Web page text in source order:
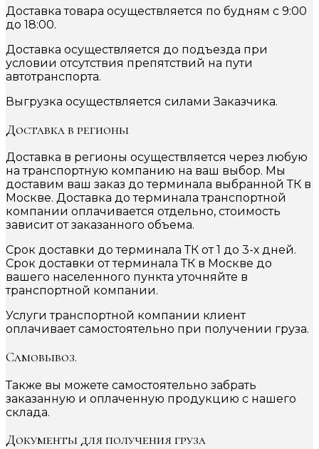
Доставка товара осуществляется по будням с 9:00
до 18:00.
Доставка осуществляется до подъезда при
условии отсутствия препятствий на пути
автотранспорта.
Выгрузка осуществляется силами Заказчика.
Доставка в регионы
Доставка в регионы осуществляется через любую
на транспортную компанию на ваш выбор. Мы
доставим ваш заказ до терминала выбранной ТК в
Москве. Доставка до терминала транспортной
компании оплачивается отдельно, стоимость
зависит от заказанного объема.
Срок доставки до терминала ТК от 1 до 3-х дней.
Срок доставки от терминала ТК в Москве до
вашего населенного пункта уточняйте в
транспортной компании.
Услуги транспортной компании клиент
оплачивает самостоятельно при получении груза.
Самовывоз.
Также вы можете самостоятельно забрать
заказанную и оплаченную продукцию с нашего
склада.
Документы для получения груза